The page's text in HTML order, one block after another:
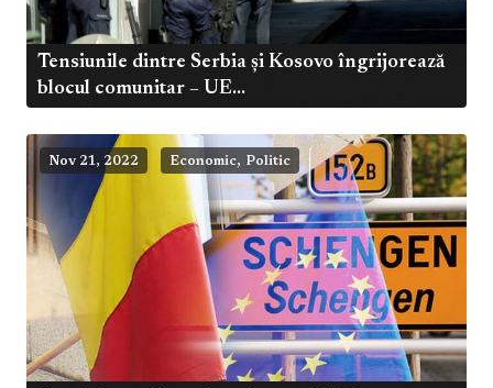
Tensiunile dintre Serbia și Kosovo îngrijorează
blocul comunitar – UE...
Nov 21, 2022 Economic, Politic